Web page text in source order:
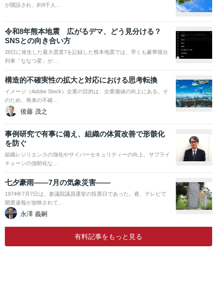
が開設され、約9千人…
令和8年熊本地震 広がるデマ、どう見分ける？
SNSとの向き合い方
28日に発生した最大震度7を記録した熊本地震では、早くも豪華寝台
列車「ななつ星」が…
構造的不確実性の拡大と対応における思考転換
イメージ（Adobe Stock）企業の目的は、企業価値の向上にある。そ
のため、将来の不確…
後藤 茂之
事例研究で有事に備え、組織の体質改善で形骸化
を防ぐ
組織レジリエンスの強化やサイバーセキュリティーの向上、サプライ
チェーンの強靭化な…
七夕豪雨――7月の気象災害――
1974年7月7日は、参議院議員選挙の投票日であった。夜、テレビで
開票速報が放映されて…
永澤 義嗣
有料記事をもっと見る